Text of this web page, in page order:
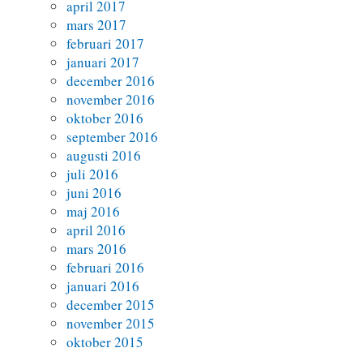
april 2017
mars 2017
februari 2017
januari 2017
december 2016
november 2016
oktober 2016
september 2016
augusti 2016
juli 2016
juni 2016
maj 2016
april 2016
mars 2016
februari 2016
januari 2016
december 2015
november 2015
oktober 2015